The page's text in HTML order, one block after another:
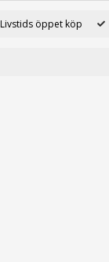
Livstids öppet köp